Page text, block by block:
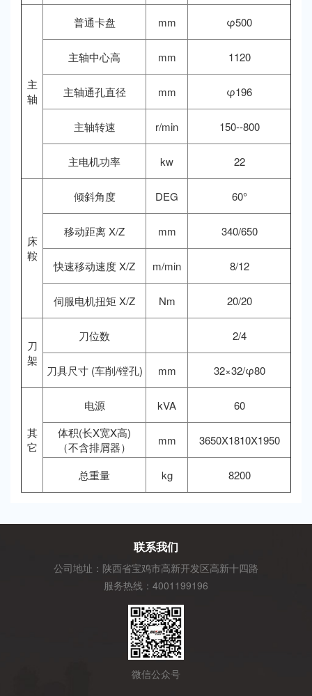
主
轴
普通卡盘 mm φ500
主轴中心高 mm 1120
主轴通孔直径 mm φ196
主轴转速 r/min 150--800
主电机功率 kw 22
床
鞍
倾斜角度 DEG 60°
移动距离 X/Z mm 340/650
快速移动速度 X/Z m/min 8/12
伺服电机扭矩 X/Z Nm 20/20
刀
架
刀位数 2/4
刀具尺寸 (车削/镗孔) mm 32×32/φ80
其
它
电源 kVA
60
体积(长X宽X高)
（不含排屑器）
mm 3650X1810X1950
总重量 kg 8200
联系我们
公司地址：陕西省宝鸡市高新开发区高新十四路
服务热线：4001199196
微信公众号